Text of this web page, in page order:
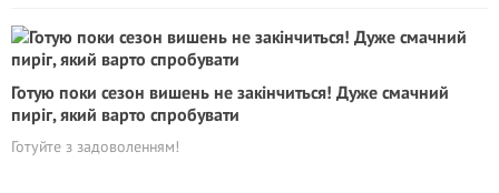
Готую поки сезон вишень не закінчиться! Дуже смачний
пиріг, який варто спробувати
Готуйте з задоволенням!